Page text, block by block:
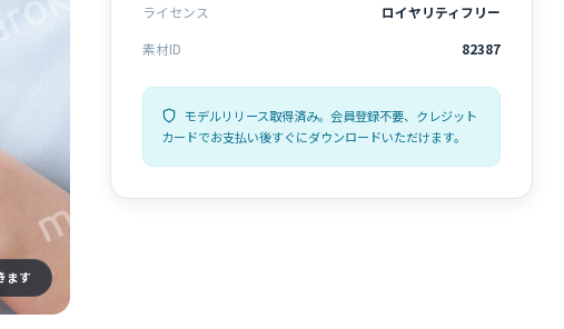
ます
ライセンス
ロイヤリティフリー
素材ID
82387
モデルリリース取得済み。会員登録不要、クレジット
カードでお支払い後すぐにダウンロードいただけます。